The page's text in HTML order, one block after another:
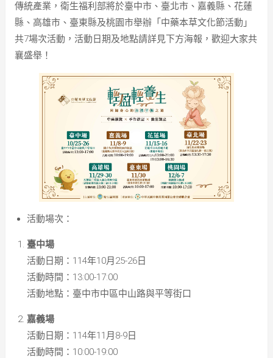
傳統產業，衛生福利部將於臺中市、臺北市、嘉義縣、花蓮
縣、高雄市、臺東縣及桃園市舉辦「中藥本草文化節活動」
共7場次活動，活動日期及地點請詳見下方海報，歡迎大家共
襄盛舉！
活動場次：
臺中場
活動日期：114年10月25-26日
活動時間：13:00-17:00
活動地點：臺中市中區中山路與平等街口
嘉義場
活動日期：114年11月8-9日
活動時間：10:00-19:00